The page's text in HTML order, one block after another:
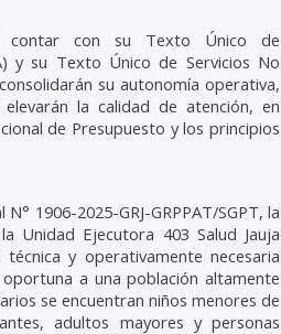
contar con su Texto Único de
y su Texto Único de Servicios No
su autonomía operativa,
la calidad de atención, en
de Presupuesto y los principios
1906-2025-GRJ-GRPPAT/SGPT, la
Unidad Ejecutora 403 Salud Jauja
y operativamente necesaria
a una población altamente
se encuentran niños menores de
adultos mayores y personas